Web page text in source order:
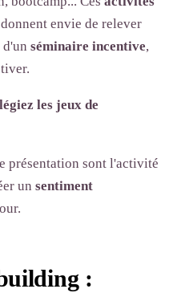
envie de relever
d'un séminaire incentive,
les jeux de
présentation sont l'activité
un sentiment
: